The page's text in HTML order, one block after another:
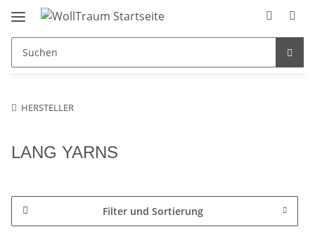
HERSTELLER
LANG YARNS
Filter und Sortierung